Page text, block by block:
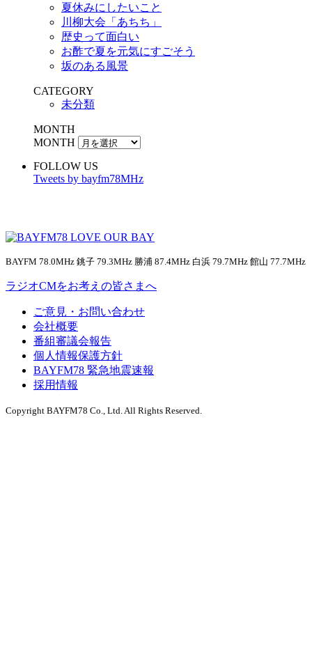
夏休みにしたいこと
川柳大会「あちち」
歴史って面白い
お酢で夏を元気にすごそう
坂のある風景
CATEGORY
未分類
MONTH
MONTH
FOLLOW US
Tweets by bayfm78MHz
BAYFM 78.0MHz 銚子 79.3MHz 勝浦 87.4MHz 白浜 79.7MHz 館山 77.7MHz
ラジオCMをお考えの皆さまへ
ご意見・お問い合わせ
会社概要
番組審議会報告
個人情報保護方針
BAYFM78 緊急地震速報
採用情報
Copyright BAYFM78 Co., Ltd. All Rights Reserved.